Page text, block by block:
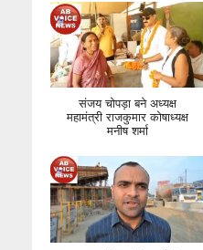
संजय चोपड़ा बने अध्यक्ष
महामंत्री राजकुमार कोषाध्यक्ष
मनीष शर्मा